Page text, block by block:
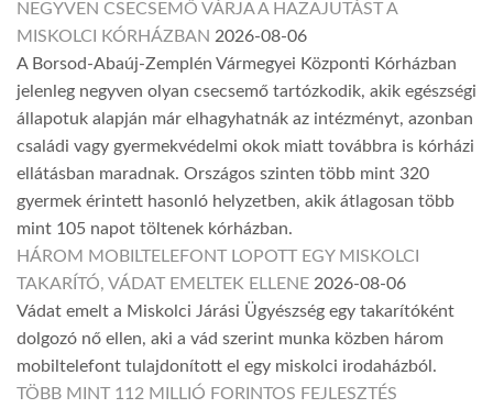
NEGYVEN CSECSEMŐ VÁRJA A HAZAJUTÁST A
MISKOLCI KÓRHÁZBAN 2026-08-06
A Borsod-Abaúj-Zemplén Vármegyei Központi Kórházban
jelenleg negyven olyan csecsemő tartózkodik, akik egészségi
állapotuk alapján már elhagyhatnák az intézményt, azonban
családi vagy gyermekvédelmi okok miatt továbbra is kórházi
ellátásban maradnak. Országos szinten több mint 320
gyermek érintett hasonló helyzetben, akik átlagosan több
mint 105 napot töltenek kórházban.
HÁROM MOBILTELEFONT LOPOTT EGY MISKOLCI
TAKARÍTÓ, VÁDAT EMELTEK ELLENE 2026-08-06
Vádat emelt a Miskolci Járási Ügyészség egy takarítóként
dolgozó nő ellen, aki a vád szerint munka közben három
mobiltelefont tulajdonított el egy miskolci irodaházból.
TÖBB MINT 112 MILLIÓ FORINTOS FEJLESZTÉS